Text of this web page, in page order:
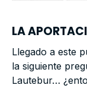
LA
Llegado a este
la siguiente
Lautebur…